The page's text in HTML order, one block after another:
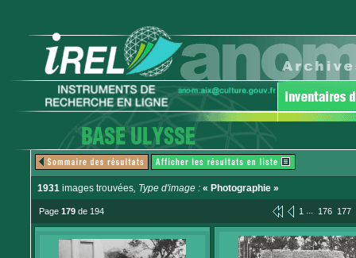
1931 images trouvées, Type d'image : « Photographie »
Page 179 de 194 1 ... 176 177